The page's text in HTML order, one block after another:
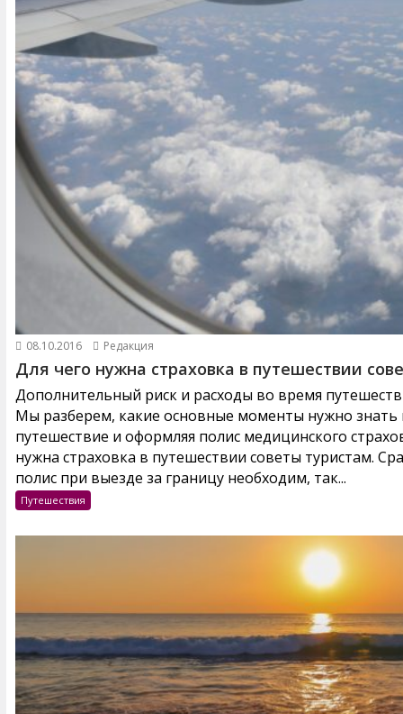
08.10.2016 Редакция
Для чего нужна страховка в путешествии
Дополнительный риск и расходы во время
Мы разберем, какие основные моменты нужно знать
путешествие и оформляя полис медицинского
нужна страховка в путешествии советы туристам.
полис при выезде за границу необходим, так...
Путешествия